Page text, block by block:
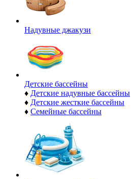
Надувные джакузи
Детские бассейны
♦ Детские надувные бассейны
♦ Детские жесткие бассейны
♦ Семейные бассейны